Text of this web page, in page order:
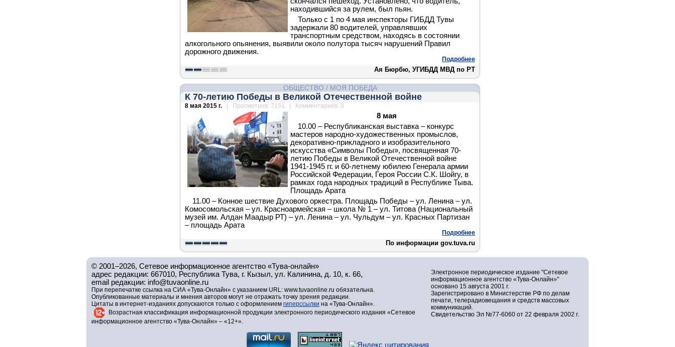
находившийся за рулем, был пьян.
Только с 1 по 4 мая инспекторы ГИБДД Тувы
задержали 80 водителей, управлявших
транспортным средством, находясь в состоянии
алкогольного опьянения, выявили около полутора тысяч нарушений Правил
дорожного движения.
Подробнее
Ая Бюрбю, УГИБДД МВД по РТ
ОБЩЕСТВО / МОЯ ПОБЕДА
К 70-летию Победы в Великой Отечественной войне
8 мая 2015 г. | Просмотров: 7151 | Комментариев: 0
8 мая
10.00 – Республиканская выставка – конкурс
мастеров народно-художественных промыслов,
декоративно-прикладного и изобразительного
искусства «Символы Победы», посвященная 70-
летию Победы в Великой Отечественной войне
1941-1945 гг. и 60-летнему юбилею Генерала армии
Российской Федерации, Героя России С.К. Шойгу, в
рамках года народных традиций в Республике Тыва.
Площадь Арата
11.00 – Конное шествие Духового оркестра. Площадь Победы – ул. Ленина – ул.
Комосомольская – ул. Красноармейская – школа № 1 – ул. Титова (Национальный
музей им. Алдан Маадыр РТ) – ул. Ленина – ул. Чульдум – ул. Красных Партизан
– площадь Арата
Подробнее
По информации gov.tuva.ru
© 2001–2026, Сетевое информационное агентство «Тува-онлайн»
адрес редакции: 667010, Республика Тува, г. Кызыл, ул. Калинина, д. 10, к. 66,
email редакции: info@tuvaonline.ru
При перепечатке ссылка на СИА «Тува-Онлайн» с указанием URL: www.tuvaonline.ru обязательна.
Опубликованные материалы и мнения авторов могут не отражать точку зрения редакции.
Цитаты в интернет-изданиях допускаются только с оформлением гиперссылки на «Тува-Онлайн».
Возрастная классификация информационной продукции электронного периодического издания «Сетевое
информационное агентство «Тува-Онлайн» – «12+».
Электронное периодическое издание "Сетевое
информационное агентство «Тува-Онлайн»"
основано 15 августа 2001 г.
Зарегистрировано в Министерстве РФ по делам
печати, телерадиовещания и средств массовых
коммуникаций.
Свидетельство Эл №77-6060 от 22 февраля 2002 г.